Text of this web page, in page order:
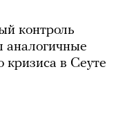
контроль
аналогичные
кризиса в Сеуте